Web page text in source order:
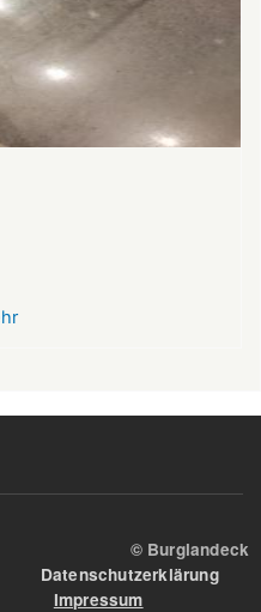
Datenschutzerklärung
Impressum